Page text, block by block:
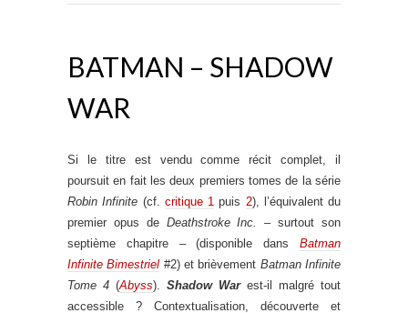
BATMAN – SHADOW
WAR
Si le titre est vendu comme récit complet, il
poursuit en fait les deux premiers tomes de la série
Robin Infinite (cf. critique 1 puis 2), l’équivalent du
premier opus de Deathstroke Inc.
– surtout son
septième chapitre – (disponible dans Batman
Infinite Bimestriel #2) et brièvement Batman Infinite
Tome 4 (Abyss). Shadow War est-il malgré tout
accessible ? Contextualisation, découverte et